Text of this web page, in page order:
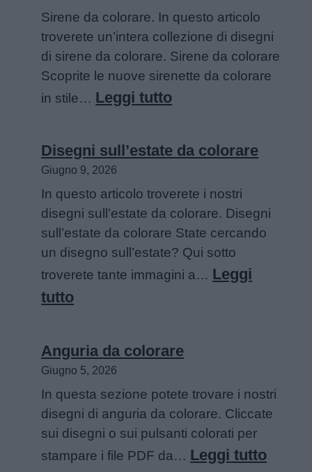
Sirene da colorare. In questo articolo
troverete un’intera collezione di disegni
di sirene da colorare. Sirene da colorare
Scoprite le nuove sirenette da colorare
in stile… Leggi tutto:
da
Disegni sull’estate da colorare
Giugno 9, 2026
In questo articolo troverete i nostri
disegni sull’estate da colorare. Disegni
sull’estate da colorare State cercando
un disegno sull’estate? Qui sotto
troverete tante immagini a… Leggi
tutto:
sull’estate
da
colorare
Anguria da colorare
Giugno 5, 2026
In questa sezione potete trovare i nostri
disegni di anguria da colorare. Cliccate
sui disegni o sui pulsanti colorati per
stampare i file PDF da… Leggi tutto: